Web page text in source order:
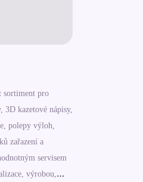
sortiment pro
3D kazetové nápisy,
polepy výloh,
zařazení a
servisem
výrobou,